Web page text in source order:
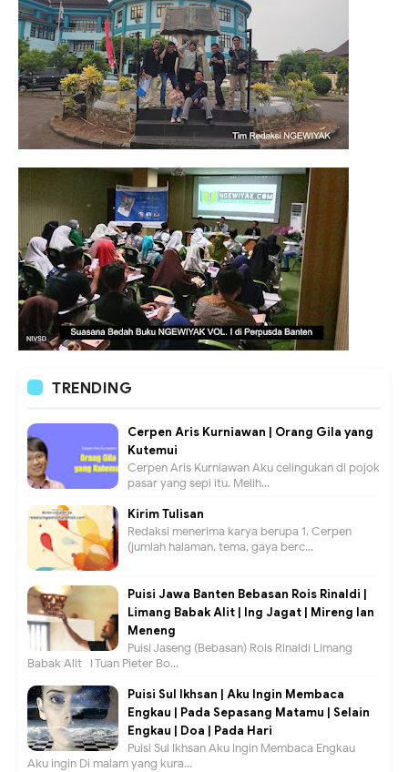
TRENDING
Cerpen Aris Kurniawan | Orang Gila yang
Kutemui
Cerpen Aris Kurniawan Aku celingukan di pojok
pasar yang sepi itu. Melih...
Kirim Tulisan
Redaksi menerima karya berupa 1. Cerpen
(jumlah halaman, tema, gaya berc...
Puisi Jawa Banten Bebasan Rois Rinaldi |
Limang Babak Alit | Ing Jagat | Mireng lan
Meneng
Puisi Jaseng (Bebasan) Rois Rinaldi Limang
Babak Alit I Tuan Pieter Bo...
Puisi Sul Ikhsan | Aku Ingin Membaca
Engkau | Pada Sepasang Matamu | Selain
Engkau | Doa | Pada Hari
Puisi Sul Ikhsan Aku Ingin Membaca Engkau
Aku ingin Di malam yang kura...